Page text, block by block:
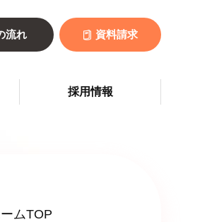
流れ 資料請求
採用情報
ムTOP